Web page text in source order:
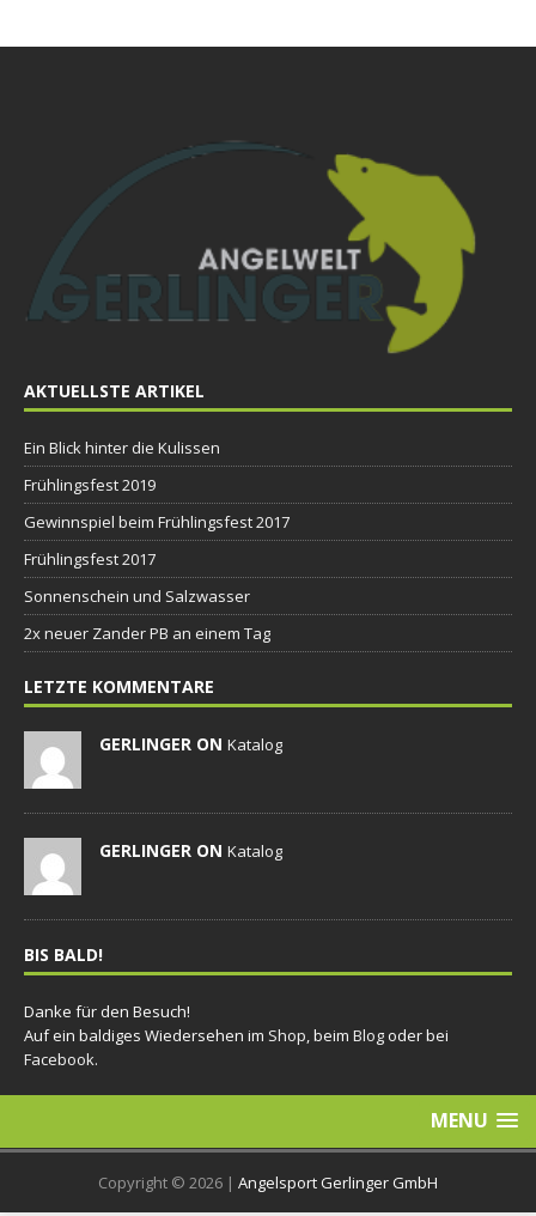
AKTUELLSTE ARTIKEL
Ein Blick hinter die Kulissen
Frühlingsfest 2019
Gewinnspiel beim Frühlingsfest 2017
Frühlingsfest 2017
Sonnenschein und Salzwasser
2x neuer Zander PB an einem Tag
LETZTE KOMMENTARE
GERLINGER ON Katalog
GERLINGER ON Katalog
BIS BALD!
Danke für den Besuch!
Auf ein baldiges Wiedersehen im Shop , beim Blog oder bei
Facebook.
MENU
Copyright © 2026 | Angelsport Gerlinger GmbH